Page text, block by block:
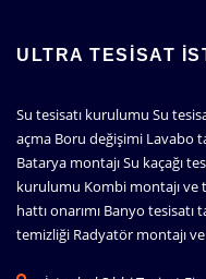
ULTRA TESISAT
Su tesisatı kurulumu Su
açma Boru değişimi Lavabo
Batarya montajı Su kaçağı
kurulumu Kombi montajı ve
hattı onarımı Banyo
temizliği Radyatör montajı ve